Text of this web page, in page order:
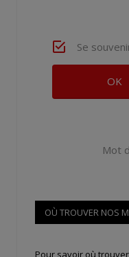
Se
Mot
OÙ TROUVER NOS